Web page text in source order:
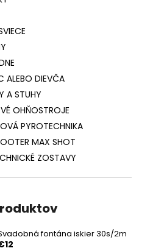
ALEBO DIEVČA
A STUHY
OHŇOSTROJE
PYROTECHNIKA
MAX SHOT
ZOSTAVY
fontána iskier 30s/2m
FONTÁNA ISKIER 30S/2M